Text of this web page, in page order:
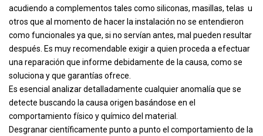
acudiendo a complementos tales como siliconas, masillas, telas u
otros que al momento de hacer la instalación no se entendieron
como funcionales ya que, si no servían antes, mal pueden resultar
después. Es muy recomendable exigir a quien proceda a efectuar
una reparación que informe debidamente de la causa, como se
soluciona y que garantías ofrece.
Es esencial analizar detalladamente cualquier anomalía que se
detecte buscando la causa origen basándose en el
comportamiento físico y químico del material.
Desgranar científicamente punto a punto el comportamiento de la